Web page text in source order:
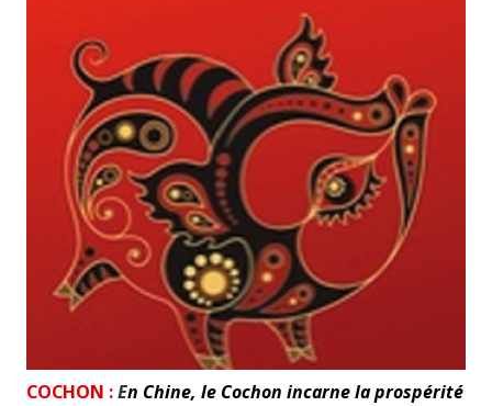
COCHON :En Chine, le Cochon incarne la prospérité